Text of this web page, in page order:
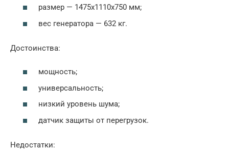
размер — 1475x1110x750 мм;
вес генератора — 632 кг.
Достоинства:
мощность;
универсальность;
низкий уровень шума;
датчик защиты от перегрузок.
Недостатки: